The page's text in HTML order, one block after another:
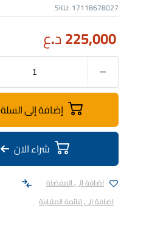
SKU: 17118678027
225,000د.ع
إضافة إلى السلة
شراء الان
اضافة الى المفضلة
اضافة الى قائمة المقارنة